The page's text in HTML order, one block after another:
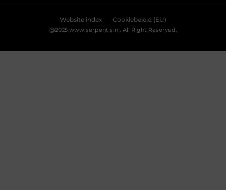
@2025 www.serpentis.nl. All Right Reserved.
Website index Cookiebeleid (EU)